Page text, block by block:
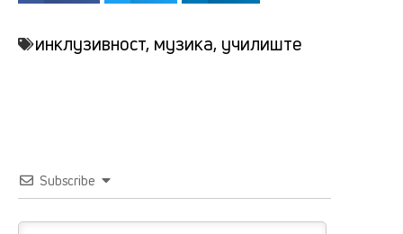
инклузивност, музика, училиште
Subscribe